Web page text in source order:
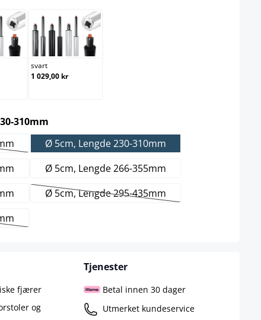
ikke tilgjengelig.)
svart
svart
1 029,00 kr
310mm
er foreløpig ikke tilgjengelig.)
Ø 5cm, Lengde 230-310mm
Ø 5cm, Lengde 266-355mm
Ø 5cm, Lengde 295-435mm(Dette alternativet er foreløpig ikke
er foreløpig ikke tilgjengelig.)
fjærer
og
Tjenester
Betal innen 30 dager
Utmerket kundeservice